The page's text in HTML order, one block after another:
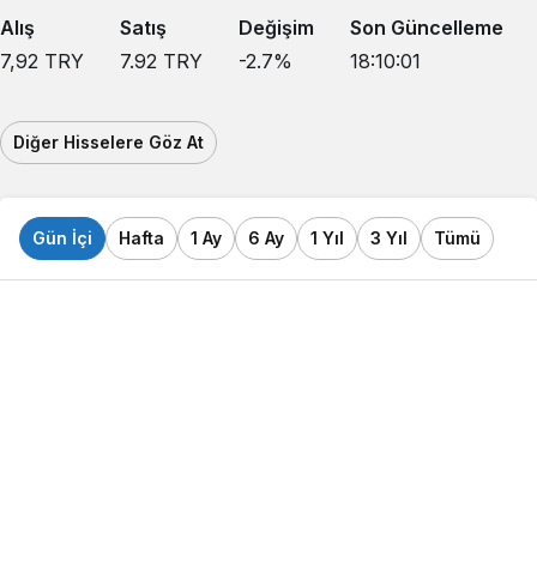
Alış
7,92 TRY
Satış
7.92 TRY
Değişim
-2.7%
Son Güncelleme
18:10:01
Diğer Hisselere Göz At
Gün İçi Hafta 1 Ay 6 Ay 1 Yıl 3 Yıl Tümü